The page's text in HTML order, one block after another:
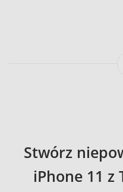
Stwórz
iPhone 11 z